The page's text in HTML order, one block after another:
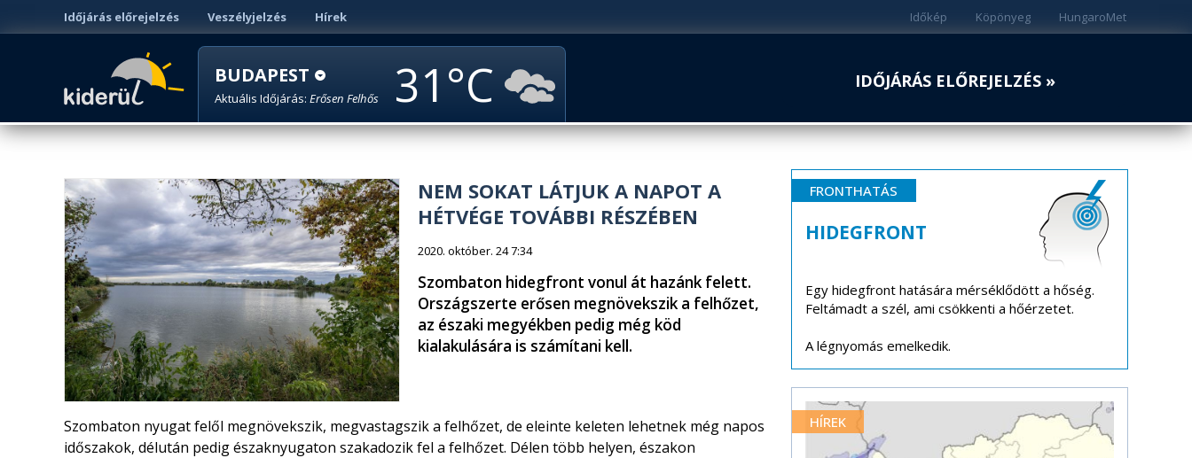
Időjárás előrejelzés Veszélyjelzés Hírek HungaroMet
Köpönyeg
Időkép
BUDAPEST
Aktuális Időjárás: Erősen Felhős 31 IDŐJÁRÁS ELŐREJELZÉS »
NEM SOKAT LÁTJUK A NAPOT A
HÉTVÉGE TOVÁBBI RÉSZÉBEN
2020. október. 24 7:34
Szombaton hidegfront vonul át hazánk felett.
Országszerte erősen megnövekszik a felhőzet,
az északi megyékben pedig még köd
kialakulására is számítani kell.
Szombaton nyugat felől megnövekszik, megvastagszik a felhőzet, de eleinte keleten lehetnek még napos
időszakok, délután pedig északnyugaton szakadozik fel a felhőzet. Délen több helyen, északon
FRONTHATÁS
HIDEGFRONT
Egy hidegfront hatására mérséklődött a hőség.
Feltámadt a szél, ami csökkenti a hőérzetet.
A légnyomás emelkedik.
HÍREK